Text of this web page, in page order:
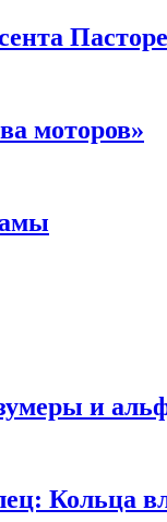
Пасторе
моторов»
и
Кольца